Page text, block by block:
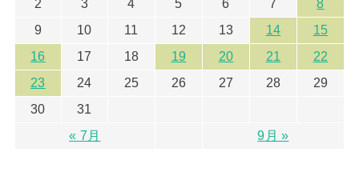
2
3 4 5 6 7
8
9
10 11 12 13 14
15
16
17 18 19 20 21
22
23
24 25 26 27 28
29
30
31
« 7月
9月 »